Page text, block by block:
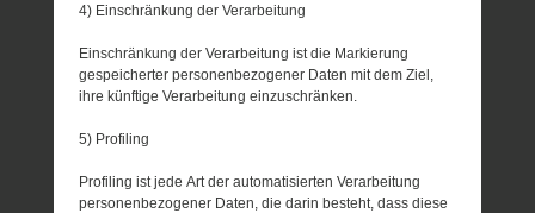
4) Einschränkung der Verarbeitung
Einschränkung der Verarbeitung ist die Markierung
gespeicherter personenbezogener Daten mit dem Ziel,
ihre künftige Verarbeitung einzuschränken.
5) Profiling
Profiling ist jede Art der automatisierten Verarbeitung
personenbezogener Daten, die darin besteht, dass diese